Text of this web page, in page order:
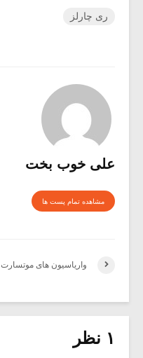
ری چارلز
علی خوب بخت
مشاهده تمام پست ها
واریاسیون های موتسارت
۱ نظر